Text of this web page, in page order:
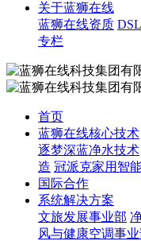
关于蓝狮在线
蓝狮在线资质
专栏
首页
蓝狮在线核心技术
逐梦深蓝净水技术
造 冠派克家用智
国际合作
系统解决方案
文旅发展事业部
风与健康空调事